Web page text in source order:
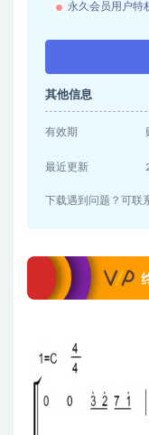
永久会员用户特
其他信息
有效期
最近更新
下载遇到问题？可联